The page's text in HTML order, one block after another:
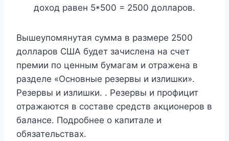
доход равен 5*500 = 2500 долларов.
Вышеупомянутая сумма в размере 2500
долларов США будет зачислена на счет
премии по ценным бумагам и отражена в
разделе «Основные резервы и излишки».
Резервы и излишки. . Резервы и профицит
отражаются в составе средств акционеров в
балансе. Подробнее о капитале и
обязательствах.